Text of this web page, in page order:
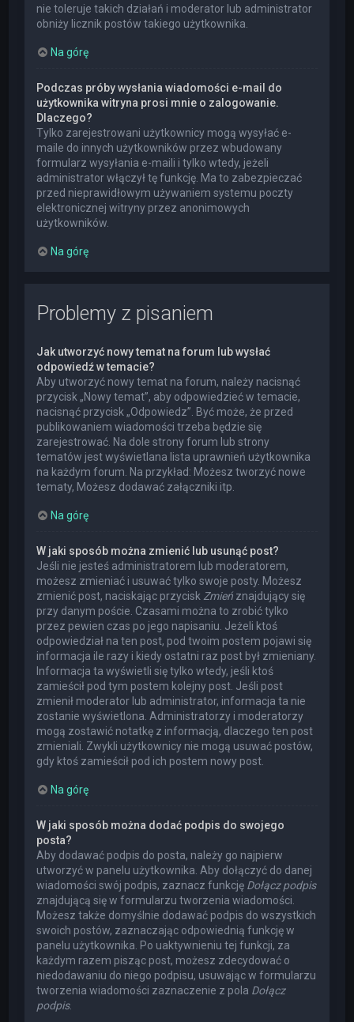
nie toleruje takich działań i moderator lub administrator
obniży licznik postów takiego użytkownika.
Na górę
Podczas próby wysłania wiadomości e-mail do
użytkownika witryna prosi mnie o zalogowanie.
Dlaczego?
Tylko zarejestrowani użytkownicy mogą wysyłać e-
maile do innych użytkowników przez wbudowany
formularz wysyłania e-maili i tylko wtedy, jeżeli
administrator włączył tę funkcję. Ma to zabezpieczać
przed nieprawidłowym używaniem systemu poczty
elektronicznej witryny przez anonimowych
użytkowników.
Na górę
Problemy z pisaniem
Jak utworzyć nowy temat na forum lub wysłać
odpowiedź w temacie?
Aby utworzyć nowy temat na forum, należy nacisnąć
przycisk „Nowy temat”, aby odpowiedzieć w temacie,
nacisnąć przycisk „Odpowiedz”. Być może, że przed
publikowaniem wiadomości trzeba będzie się
zarejestrować. Na dole strony forum lub strony
tematów jest wyświetlana lista uprawnień użytkownika
na każdym forum. Na przykład: Możesz tworzyć nowe
tematy, Możesz dodawać załączniki itp.
Na górę
W jaki sposób można zmienić lub usunąć post?
Jeśli nie jesteś administratorem lub moderatorem,
możesz zmieniać i usuwać tylko swoje posty. Możesz
zmienić post, naciskając przycisk Zmień znajdujący się
przy danym poście. Czasami można to zrobić tylko
przez pewien czas po jego napisaniu. Jeżeli ktoś
odpowiedział na ten post, pod twoim postem pojawi się
informacja ile razy i kiedy ostatni raz post był zmieniany.
Informacja ta wyświetli się tylko wtedy, jeśli ktoś
zamieścił pod tym postem kolejny post. Jeśli post
zmienił moderator lub administrator, informacja ta nie
zostanie wyświetlona. Administratorzy i moderatorzy
mogą zostawić notatkę z informacją, dlaczego ten post
zmieniali. Zwykli użytkownicy nie mogą usuwać postów,
gdy ktoś zamieścił pod ich postem nowy post.
Na górę
W jaki sposób można dodać podpis do swojego
posta?
Aby dodawać podpis do posta, należy go najpierw
utworzyć w panelu użytkownika. Aby dołączyć do danej
wiadomości swój podpis, zaznacz funkcję Dołącz podpis
znajdującą się w formularzu tworzenia wiadomości.
Możesz także domyślnie dodawać podpis do wszystkich
swoich postów, zaznaczając odpowiednią funkcję w
panelu użytkownika. Po uaktywnieniu tej funkcji, za
każdym razem pisząc post, możesz zdecydować o
niedodawaniu do niego podpisu, usuwając w formularzu
tworzenia wiadomości zaznaczenie z pola Dołącz
podpis.